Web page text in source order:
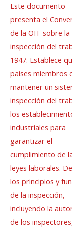
Este documento
presenta el
de la OIT sobre la
inspección del
1947. Establece
países miembros
mantener un
inspección del
los
industriales para
garantizar el
cumplimiento de
leyes laborales.
los principios y
de la inspección,
incluyendo la
de los